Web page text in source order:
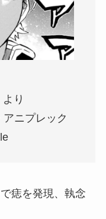
より
ニプレック
痣を発現、執念